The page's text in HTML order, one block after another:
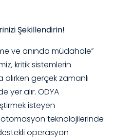
Şekillendirin!
ve anında müdahale”
kritik sistemlerin
gerçek zamanlı
yer alır. ODYA
isteyen
teknolojilerinde
operasyon